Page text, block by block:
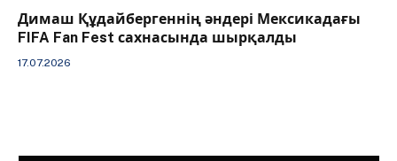
Димаш Құдайбергеннің әндері Мексикадағы
FIFA Fan Fest сахнасында шырқалды
17.07.2026